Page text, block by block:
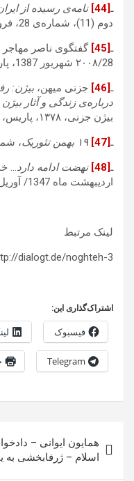
ـ[44] نامه‌ی رسیده از
دوم (11)، شماره‌ی 28، فروردین ۱۳۴۷، ص ۲
ـ[45]
۲۰۰۸/28 شهریور 1387، پاریس
ـ[46] جزنی میهن، بیژن:
درباره‌ی زندگی و آثار
بیژن جزنی، ۱۳۷۸، پاریس، ص ۴۹
ـ[47] ۱۹ بهمن تئوریک
، شماره‌ی ۴،
ـ[48] نهضت ادامه دارد…
اردیبهشت ماه 1347/ آوریل 1968، بی‌جا، صص 1 و2
لینک مرتبط
dialogt.de/noghteh-3/
اشتراک‌گذاری این:
فیسبوک
Telegram
نوشته
همایون ایوانی –
اسلام – ژرفابخشی به